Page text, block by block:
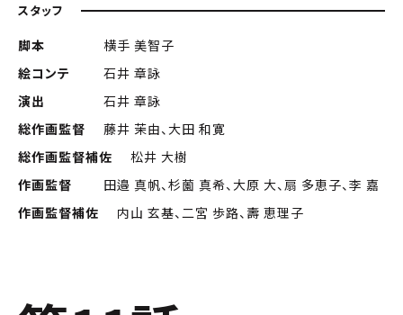
スタッフ
脚本
横手 美智子
絵コンテ
石井 章詠
演出
石井 章詠
総作画監督
藤井 茉由、大田 和寛
総作画監督補佐
松井 大樹
作画監督
田邉 真帆、杉薗 真希、大原 大、扇 多恵子、李 嘉
作画監督補佐
内山 玄基、二宮 歩路、壽 恵理子